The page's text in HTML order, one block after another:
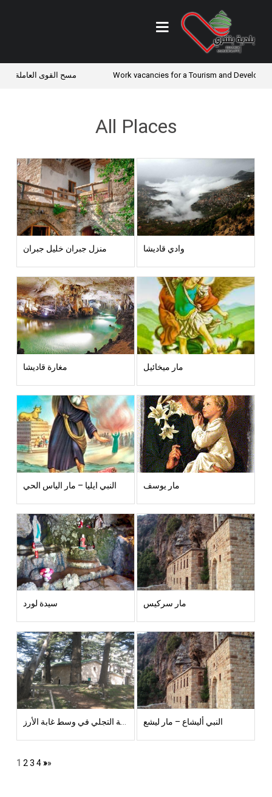
Work vacancies for a Tourism and مسح القوى العاملة
All Places
منزل جبران خليل جبران وادي قاديشا
مغارة قاديشا مار ميخائيل
النبي ايليا – مار الياس الحي مار يوسف
سيدة لورد مار سركيس
كنيسة التجلي في وسط غابة الأرز النبي أليشاع – مار ليشع
1 23 4»»